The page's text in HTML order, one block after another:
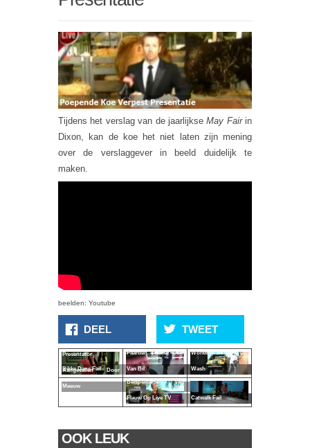
Tijdens het verslag van de jaarlijkseMay Fairin
Dixon, kan de koe het niet laten zijn mening
over de verslaggever in beeld duidelijk te
maken.
beelden: Youtube
DEEL TWEET
Dikke Dans Fail
Paarden Trainer Gaat
Van Bil
Working At The Car
Wash
Presentator
Aangevallen Door
Meeuw
Belspeldame Valt
Flauw Op Live TV Catwalk Fail
OOK LEUK